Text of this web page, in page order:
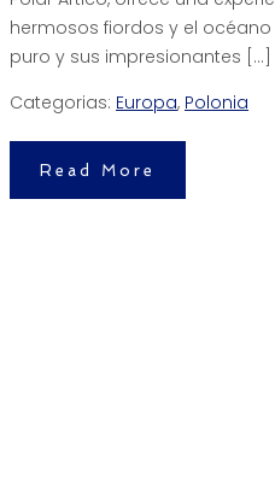
hermosos fiordos y el
puro y sus impresionantes […]
Categorias: Europa, Polonia
Read More